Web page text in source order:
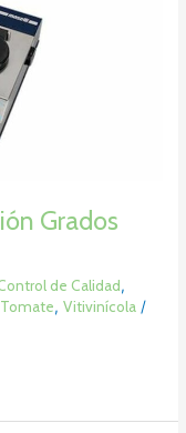
Grados
de Calidad,
Tomate,Vitivinícola /